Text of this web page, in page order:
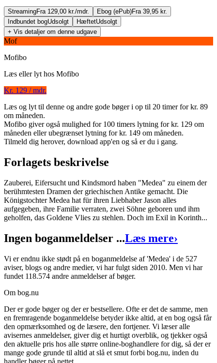
StreamingFra 129,00 kr./mdr. Ebog (ePub)Fra 39,95 kr.
Indbundet bogUdsolgt HæftetUdsolgt
+ Vis detaljer om denne udgave
Medea
Forfatter:Euripides
Oversat af Johann Adam Hartung
Sider:111
ISBN:9788728210826
Forlag: SAGA Egmont
Udgivet: 16. januar 2022
Mof
Mofibo
Læs eller lyt hos Mofibo
Kr. 129 / mdr.
Læs og lyt til denne og andre gode bøger i op til 20 timer for kr. 89
om måneden.
Mofibo giver også mulighed for 100 timers lytning for kr. 129 om
måneden eller ubegrænset lytning for kr. 149 om måneden.
Tilmeld dig herover, download app'en og så er du i gang.
Forlagets beskrivelse
Zauberei, Eifersucht und Kindsmord haben "Medea" zu einem der
berühmtesten Dramen der griechischen Antike gemacht. Die
Königstochter Medea hat für ihren Liebhaber Jason alles
aufgegeben, ihre Familie verraten, zwei Söhne geboren und ihm
geholfen, das Goldene Vlies zu stehlen. Doch im Exil in Korinth...
Ingen boganmeldelser ...Læs mere›
Vi er endnu ikke stødt på en boganmeldelse af 'Medea' i de 527
aviser, blogs og andre medier, vi har fulgt siden 2010. Men vi har
fundet 118.574 andre anmeldelser af bøger.
Om bog.nu
Der er gode bøger og der er bestsellere. Ofte er det de samme, men
en fremragende boganmeldelse betyder ikke altid, at en bog også får
den opmærksomhed og de læsere, den fortjener. Vi læser alle
avisernes anmeldelser, giver dig et hurtigt overblik, og tjekker også
den aktuelle pris hos alle større online-boghandlere for dig, så der er
mange gode grunde til altid at slå et smut forbi bog.nu, inden du
handler bøger på nettet.